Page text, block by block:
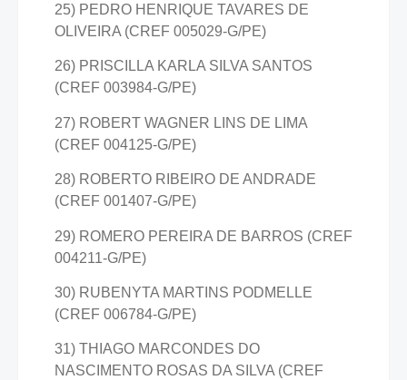
25) PEDRO HENRIQUE TAVARES DE
OLIVEIRA (CREF 005029-G/PE)
26) PRISCILLA KARLA SILVA SANTOS
(CREF 003984-G/PE)
27) ROBERT WAGNER LINS DE LIMA
(CREF 004125-G/PE)
28) ROBERTO RIBEIRO DE ANDRADE
(CREF 001407-G/PE)
29) ROMERO PEREIRA DE BARROS (CREF
004211-G/PE)
30) RUBENYTA MARTINS PODMELLE
(CREF 006784-G/PE)
31) THIAGO MARCONDES DO
NASCIMENTO ROSAS DA SILVA (CREF